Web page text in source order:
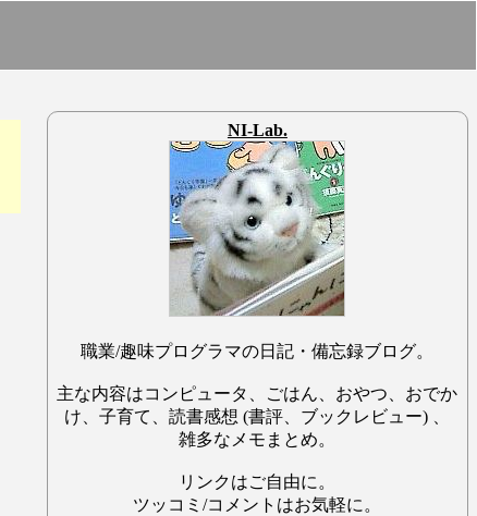
NI-Lab.
職業/趣味プログラマの日記・備忘録ブログ。
主な内容はコンピュータ、ごはん、おやつ、おでか
け、子育て、読書感想 (書評、ブックレビュー) 、
雑多なメモまとめ。
リンクはご自由に。
ツッコミ/コメントはお気軽に。